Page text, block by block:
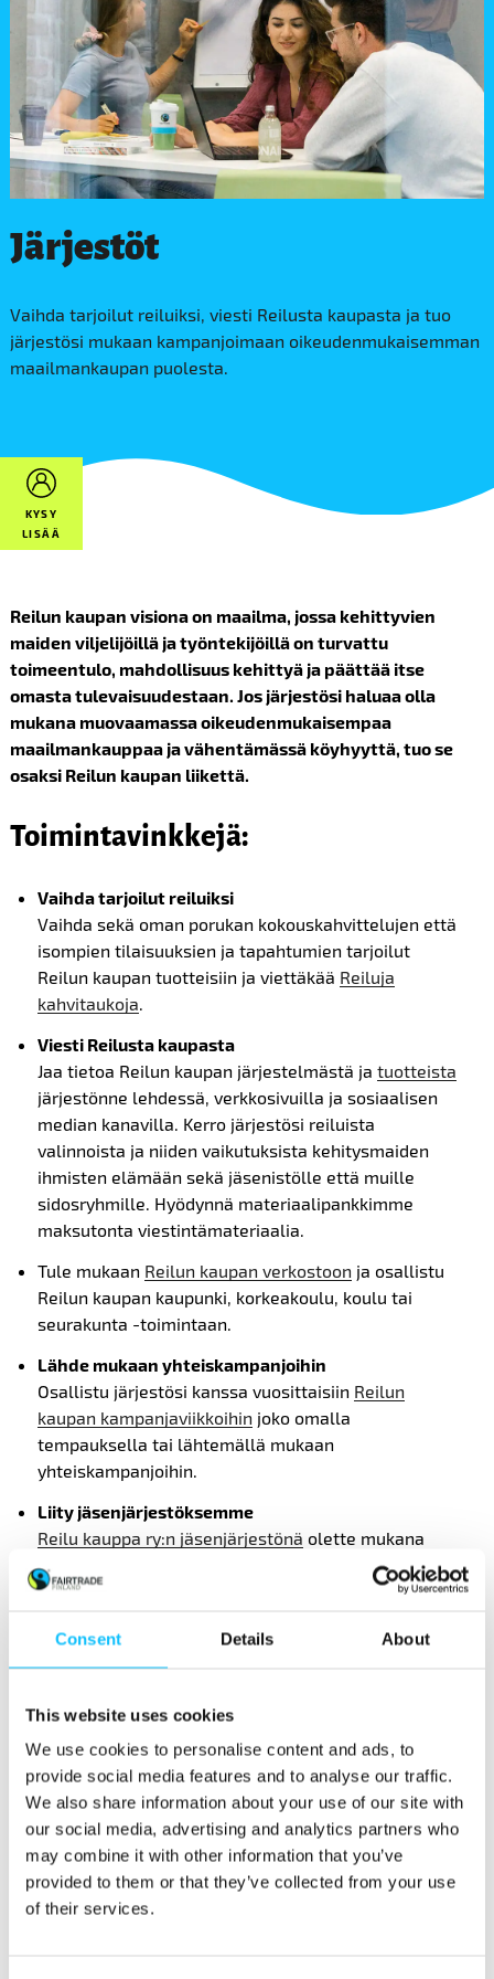
Consent Details About
This website uses cookies
We use cookies to personalise content and ads, to
provide social media features and to analyse our traffic.
We also share information about your use of our site with
our social media, advertising and analytics partners who
may combine it with other information that you’ve
provided to them or that they’ve collected from your use
of their services.
Järjestöt
Vaihda tarjoilut reiluiksi, viesti Reilusta kaupasta ja tuo
järjestösi mukaan kampanjoimaan oikeudenmukaisemman
maailmankaupan puolesta.
KYSY
LISÄÄ
Reilun kaupan visiona on maailma, jossa kehittyvien
maiden viljelijöillä ja työntekijöillä on turvattu
toimeentulo, mahdollisuus kehittyä ja päättää itse
omasta tulevaisuudestaan. Jos järjestösi haluaa olla
mukana muovaamassa oikeudenmukaisempaa
maailmankauppaa ja vähentämässä köyhyyttä, tuo se
osaksi Reilun kaupan liikettä.
Toimintavinkkejä:
Vaihda tarjoilut reiluiksi
Vaihda sekä oman porukan kokouskahvittelujen että
isompien tilaisuuksien ja tapahtumien tarjoilut
Reilun kaupan tuotteisiin ja viettäkää Reiluja
kahvitaukoja.
Viesti Reilusta kaupasta
Jaa tietoa Reilun kaupan järjestelmästä ja tuotteista
järjestönne lehdessä, verkkosivuilla ja sosiaalisen
median kanavilla. Kerro järjestösi reiluista
valinnoista ja niiden vaikutuksista kehitysmaiden
ihmisten elämään sekä jäsenistölle että muille
sidosryhmille. Hyödynnä materiaalipankkimme
maksutonta viestintämateriaalia.
Tule mukaan Reilun kaupan verkostoon ja osallistu
Reilun kaupan kaupunki, korkeakoulu, koulu tai
seurakunta -toimintaan.
Lähde mukaan yhteiskampanjoihin
Osallistu järjestösi kanssa vuosittaisiin Reilun
kaupan kampanjaviikkoihin joko omalla
tempauksella tai lähtemällä mukaan
yhteiskampanjoihin.
Liity jäsenjärjestöksemme
Reilu kauppa ry:n jäsenjärjestönä olette mukana
kansainvälisessä Reilun kaupan liikkeessä.
Jäsenjärjestöt pääsevät osallistumaan Reilu kauppa
tulevaisuuden suunnitteluun. Jäsenjärjestöt ovat
myös etusijalla yhteistyöhankkeiden
Hyödynnämateriaalipankkiammeja tilaa maksutonta
materiaalia kampanjointisi tueksi!
Reilun kaupan yhteyshenkilö